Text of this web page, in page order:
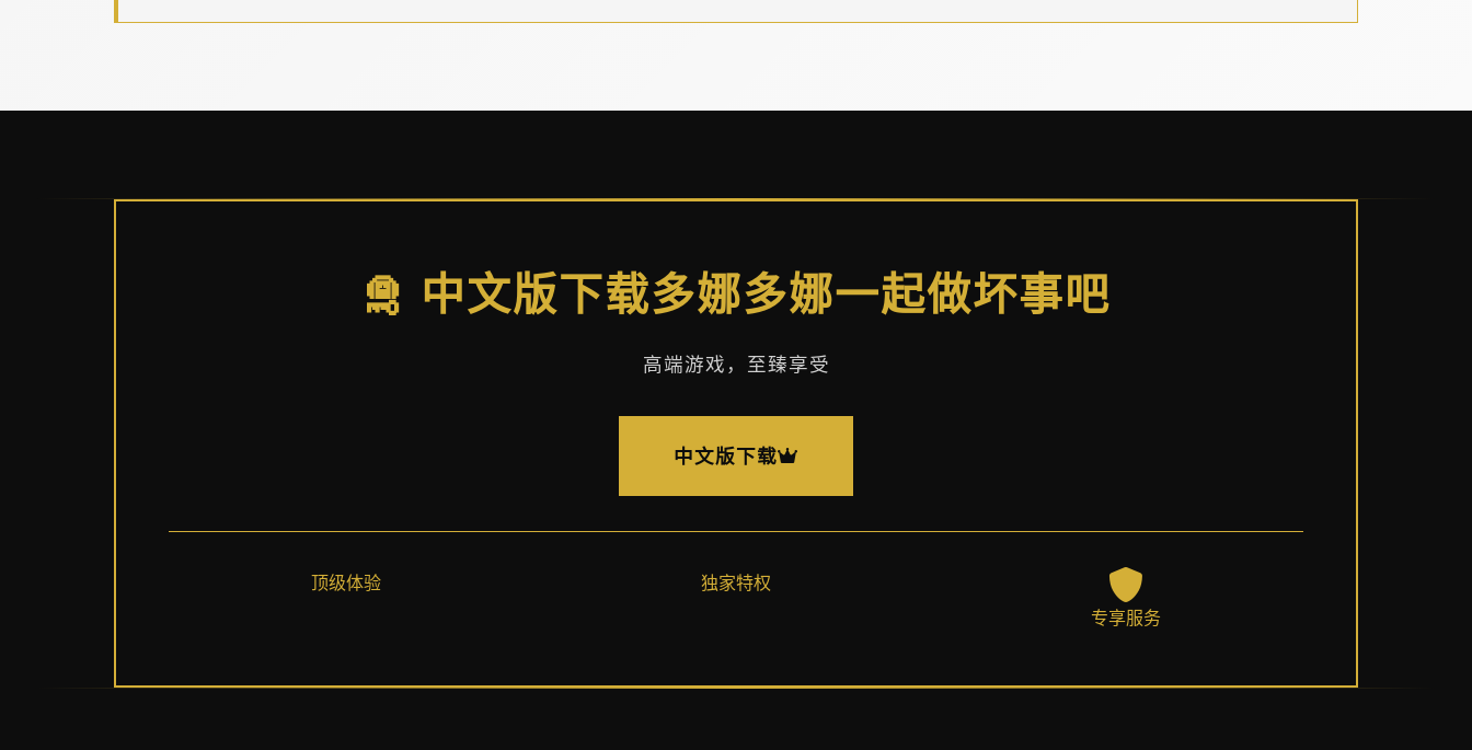
🛅 中文版下载多娜多娜一起做坏事吧
高端游戏，至臻享受
中文版下载
顶级体验
独家特权
专享服务